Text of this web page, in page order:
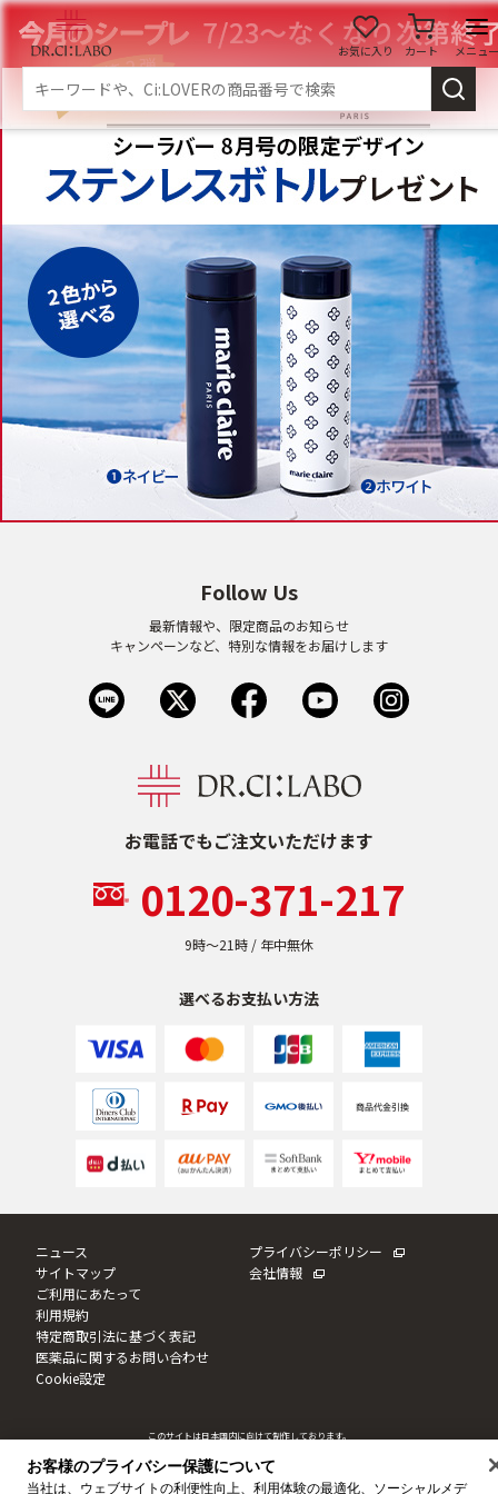
お気に入り カート メニュー
新規会員登録 ログイン
マイページ
スキンケア
商品カテゴリーから探す
メイク落とし 洗顔
角質・導入美容液 化粧水
美容液
マスク
商品カテゴリーから探す TOP
プロダクトラインから探す
VC100ライン
エンリッチリフトライン
モイスチャーライン
ブライトニングライン
プロダクトライン TOP
くすみ
シミ・そばかす ゆるみ・ハリ
毛穴・キメ
敏感・肌あれ 日焼け
お電話でもご注文いただけます
0120-371-217
9時〜21時 / 年中無休
選べるお支払い方法
Follow Us
最新情報や、限定商品のお知らせ
キャンペーンなど、特別な情報をお届けします
ニュース
サイトマップ
ご利用にあたって
利用規約
特定商取引法に基づく表記
医薬品に関するお問い合わせ
Cookie設定
プライバシーポリシー
会社情報
このサイトは日本国内に向けて制作しております。
© JNTL Consumer Health K.K. 2020
お客様のプライバシー保護について
当社は、ウェブサイトの利便性向上、利用体験の最適化、ソーシャルメデ